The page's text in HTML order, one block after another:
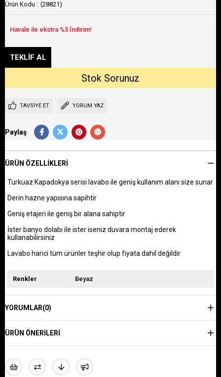
(28821)
TAVSIYE ET YORUM YAZ
Paylaş
ÜRÜN ÖZELLIKLERI
Turkuaz Kapadokya serisi lavabo ile geniş kullanım alanı size sunar
Derin hazne yapısına sapihtir
Geniş etajeri ile geniş bir alana sahiptir
İster banyo dolabı ile ister iseniz duvara montaj ederek
kullanabilirsiniz
Lavabo harici tüm ürünler teşhir olup fiyata dahil değildir
Renkler Beyaz
YORUMLAR(0)
ÜRÜN ÖNERILERI